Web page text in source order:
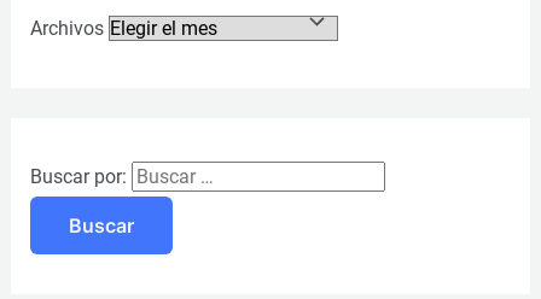
Archivos
Buscar por: